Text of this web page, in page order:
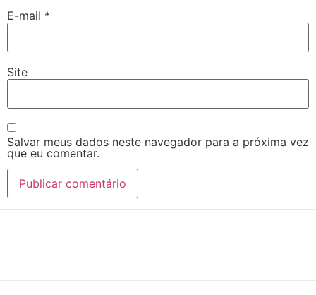
E-mail *
Site
Salvar meus dados neste navegador para a próxima vez
que eu comentar.